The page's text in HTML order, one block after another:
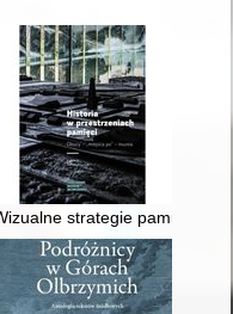
w
strategie pamięci :